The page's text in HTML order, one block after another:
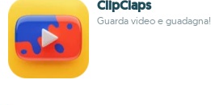
ClipClaps
Guarda video e guadagna!